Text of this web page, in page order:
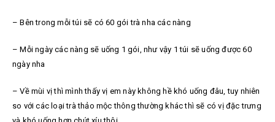
– Bên trong mỗi túi sẽ có 60 gói trà nha các nàng
– Mỗi ngày các nàng sẽ uống 1 gói, như vậy 1 túi sẽ uống được 60
ngày nha
– Về mùi vị thì mình thấy vị em này không hề khó uống đâu, tuy nhiên
so với các loại trà thảo mộc thông thường khác thì sẽ có vị đặc trưng